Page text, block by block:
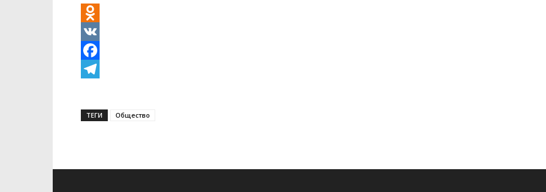
Odnoklassniki
VK
Facebook
ТЕГИ Общество